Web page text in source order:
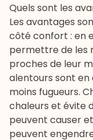
Quels sont les
Les avantages
côté confort : en
permettre de les
proches de leur
alentours sont en
moins fugueurs.
chaleurs et évite
peuvent causer
peuvent